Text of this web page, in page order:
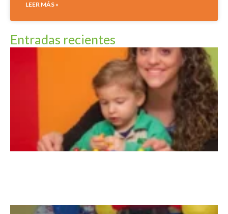
LEER MÁS »
Entradas recientes